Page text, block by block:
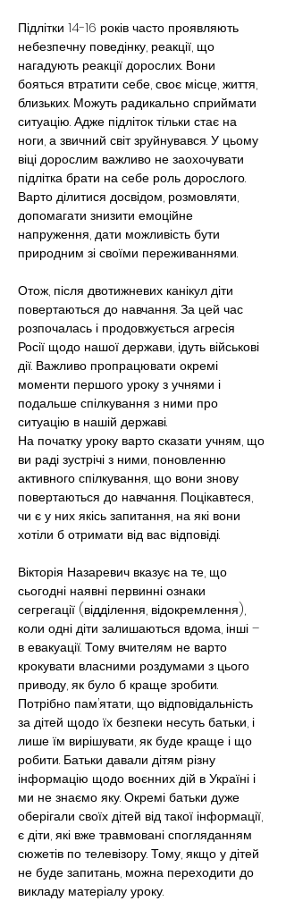
Підлітки 14-16 років часто проявляють
небезпечну поведінку, реакції, що
нагадують реакції дорослих. Вони
бояться втратити себе, своє місце, життя,
близьких. Можуть радикально сприймати
ситуацію. Адже підліток тільки стає на
ноги, а звичний світ зруйнувався. У цьому
віці дорослим важливо не заохочувати
підлітка брати на себе роль дорослого.
Варто ділитися досвідом, розмовляти,
допомагати знизити емоційне
напруження, дати можливість бути
природним зі своїми переживаннями.
Отож, після двотижневих канікул діти
повертаються до навчання. За цей час
розпочалась і продовжується агресія
Росії щодо нашої держави, ідуть військові
дії. Важливо пропрацювати окремі
моменти першого уроку з учнями і
подальше спілкування з ними про
ситуацію в нашій державі.
На початку уроку варто сказати учням, що
ви раді зустрічі з ними, поновленню
активного спілкування, що вони знову
повертаються до навчання. Поцікавтеся,
чи є у них якісь запитання, на які вони
хотіли б отримати від вас відповіді.
Вікторія Назаревич вказує на те, що
сьогодні наявні первинні ознаки
сегрегації (відділення, відокремлення),
коли одні діти залишаються вдома, інші –
в евакуації. Тому вчителям не варто
крокувати власними роздумами з цього
приводу, як було б краще зробити.
Потрібно пам’ятати, що відповідальність
за дітей щодо їх безпеки несуть батьки, і
лише їм вирішувати, як буде краще і що
робити. Батьки давали дітям різну
інформацію щодо воєнних дій в Україні і
ми не знаємо яку. Окремі батьки дуже
оберігали своїх дітей від такої інформації,
є діти, які вже травмовані спогляданням
сюжетів по телевізору. Тому, якщо у дітей
не буде запитань, можна переходити до
викладу матеріалу уроку.